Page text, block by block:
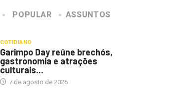
POPULAR ASSUNTOS
COTIDIANO
Garimpo Day reúne brechós,
gastronomia e atrações
culturais...
7 de agosto de 2026